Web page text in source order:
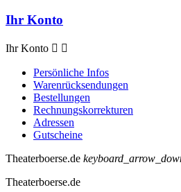
Ihr Konto
Ihr Konto  
Persönliche Infos
Warenrücksendungen
Bestellungen
Rechnungskorrekturen
Adressen
Gutscheine
Theaterboerse.de
Theaterboerse.de